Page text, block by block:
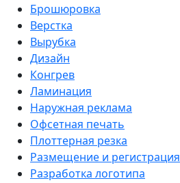
Брошюровка
Верстка
Вырубка
Дизайн
Конгрев
Ламинация
Наружная реклама
Офсетная печать
Плоттерная резка
Размещение и регистрация
Разработка логотипа